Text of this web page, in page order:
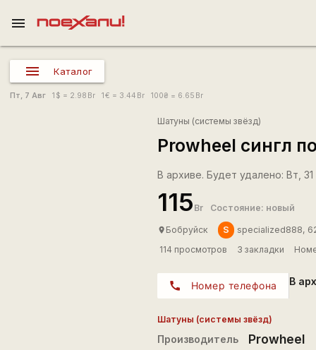
menu
Каталог
Пт, 7 Авг 1 $ = 2.98 Br 1€ = 3.44 Br 100₴ = 6.65 Br
Шатуны (системы звёзд)
Prowheel сингл
В архиве. Будет удалено: Вт,
115 Br Состояние: новый
place Бобруйск S
specialized888,
114 просмотров
3 закладки
call Номер телефона В
Шатуны (системы звёзд)
Производитель Prowheel